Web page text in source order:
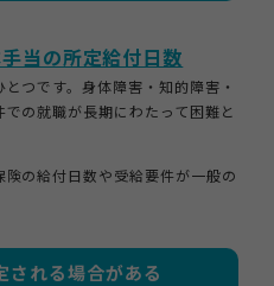
当の所定給付日数
つです。身体障害・知的障害・
の就職が長期にわたって困難と
の給付日数や受給要件が一般の
される場合がある